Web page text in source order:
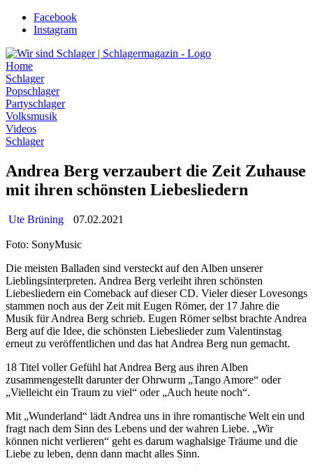
Zum
Inhalt
Facebook
Instagram
Home
Schlager
Popschlager
Partyschlager
Volksmusik
Videos
Schlager
Andrea Berg verzaubert die Zeit Zuhause
mit ihren schönsten Liebesliedern
Ute Brüning 07.02.2021
Foto: SonyMusic
Die meisten Balladen sind versteckt auf den Alben unserer
Lieblingsinterpreten. Andrea Berg verleiht ihren schönsten
Liebesliedern ein Comeback auf dieser CD. Vieler dieser Lovesongs
stammen noch aus der Zeit mit Eugen Römer, der 17 Jahre die
Musik für Andrea Berg schrieb. Eugen Römer selbst brachte Andrea
Berg auf die Idee, die schönsten Liebeslieder zum Valentinstag
erneut zu veröffentlichen und das hat Andrea Berg nun gemacht.
18 Titel voller Gefühl hat Andrea Berg aus ihren Alben
zusammengestellt darunter der Ohrwurm „Tango Amore“ oder
„Vielleicht ein Traum zu viel“ oder „Auch heute noch“.
Mit „Wunderland“ lädt Andrea uns in ihre romantische Welt ein und
fragt nach dem Sinn des Lebens und der wahren Liebe. „Wir
können nicht verlieren“ geht es darum waghalsige Träume und die
Liebe zu leben, denn dann macht alles Sinn.